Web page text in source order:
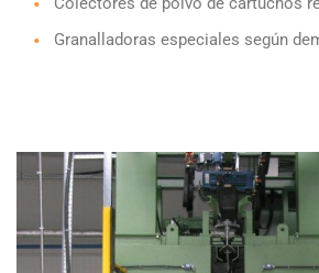
Granalladoras especiales según